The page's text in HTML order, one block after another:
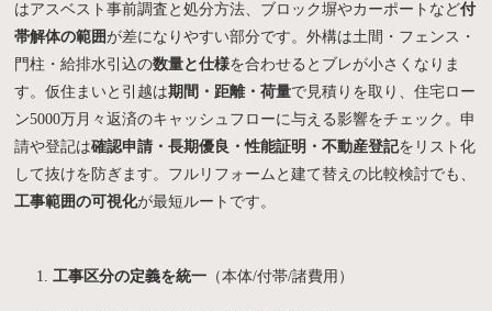
はアスベスト事前調査と処分方法、ブロック塀やカーポートなど付
帯解体の範囲が差になりやすい部分です。外構は土間・フェンス・
門柱・給排水引込の数量と仕様を合わせるとブレが小さくなりま
す。仮住まいと引越は期間・距離・荷量で見積りを取り、住宅ロー
ン5000万月々返済のキャッシュフローに与える影響をチェック。申
請や登記は確認申請・長期優良・性能証明・不動産登記をリスト化
して抜けを防ぎます。フルリフォームと建て替えの比較検討でも、
工事範囲の可視化が最短ルートです。
工事区分の定義を統一 （本体/付帯/諸費用）